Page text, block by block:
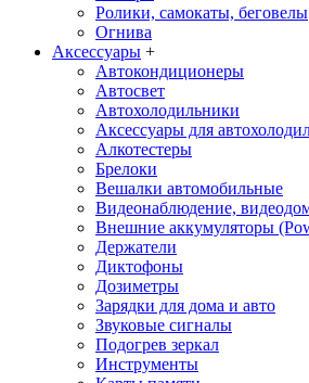
Ролики, самокаты, беговелы
Огнива
Аксессуары +
Автокондиционеры
Aвтосвет
Автохолодильники
Аксессуары для
Алкотестеры
Брелоки
Вешалки автомобильные
Видеонаблюдение,
Внешние аккумуляторы
Держатели
Диктофоны
Дозиметры
Зарядки для дома и авто
Звуковые сигналы
Подогрев зеркал
Инструменты